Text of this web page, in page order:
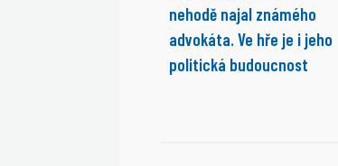
nehodě najal známého
advokáta. Ve hře je i jeho
politická budoucnost